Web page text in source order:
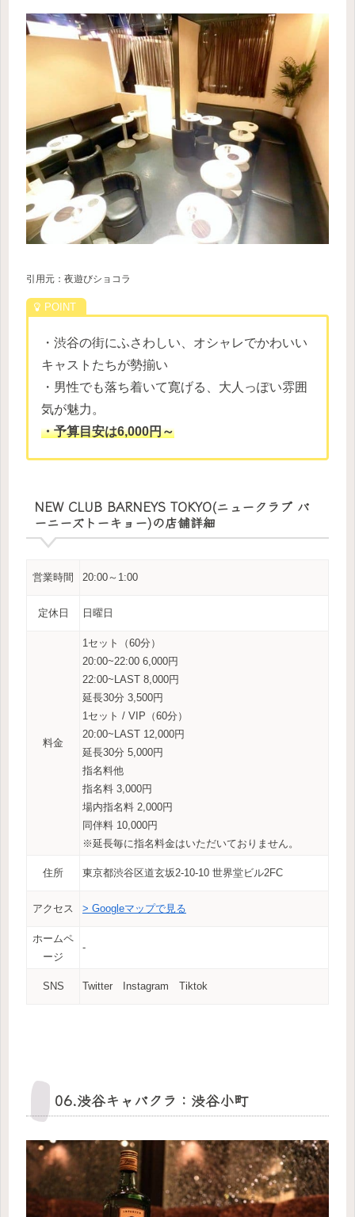
引用元：夜遊びショコラ
・渋谷の街にふさわしい、オシャレでかわいい
キャストたちが勢揃い
・男性でも落ち着いて寛げる、大人っぽい雰囲
気が魅力。
・予算目安は6,000円～
NEW CLUB BARNEYS TOKYO(ニュークラブ バ
ーニーズトーキョー)の店舗詳細
営業時間 20:00～1:00
定休日 日曜日
料金
1セット（60分）
20:00~22:00 6,000円
22:00~LAST 8,000円
延長30分 3,500円
1セット / VIP（60分）
20:00~LAST 12,000円
延長30分 5,000円
指名料他
指名料 3,000円
場内指名料 2,000円
同伴料 10,000円
※延長毎に指名料金はいただいておりません。
住所 東京都渋谷区道玄坂2-10-10 世界堂ビル2FC
アクセス > Googleマップで見る
ホームペ
ージ
‐
SNS Twitter Instagram Tiktok
06.渋谷キャバクラ：渋谷小町